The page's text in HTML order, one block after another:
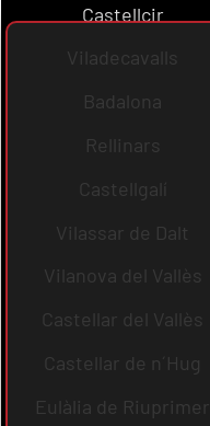
Castellcir
Viladecavalls
Badalona
Rellinars
Castellgalí
Vilassar de Dalt
Vilanova del Vallès
Castellar del Vallès
Castellar de n´Hug
Eulàlia de Riuprimer